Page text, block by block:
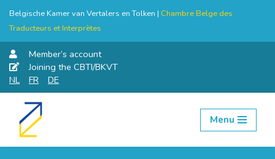
Belgische Kamer van Vertalers en Tolken | Chambre Belge des
Traducteurs et Interprètes
Member’s account
Joining the CBTI/BKVT
NL
FR DE
Skip
Menu